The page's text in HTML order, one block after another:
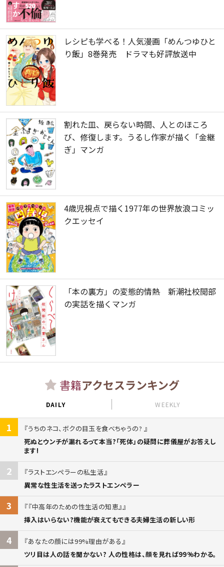
レシピも学べる！人気漫画「めんつゆひと
り飯」8巻発売 ドラマも好評放送中
割れた皿、戻らない時間、人とのほころ
び、修復します。うるし作家が描く「金継
ぎ」マンガ
4歳児視点で描く1977年の世界放浪コミッ
クエッセイ
「本の裏方」の変態的情熱 新潮社校閲部
の実話を描くマンガ
書籍アクセスランキング
DAILY WEEKLY
1
うちのネコ、ボクの目玉を食べちゃうの?
死ぬとウンチが漏れるって本当?「死体」の疑問に葬儀屋がお答えし
ます!
2
ラストエンペラーの私生活
異常な性生活を送ったラストエンペラー
3
『中高年のための性生活の知恵』
挿入はいらない?機能が衰えてもできる夫婦生活の新しい形
4
あなたの顔には99%理由がある
ツリ目は人の話を聞かない? 人の性格は、顔を見れば99%わかる。